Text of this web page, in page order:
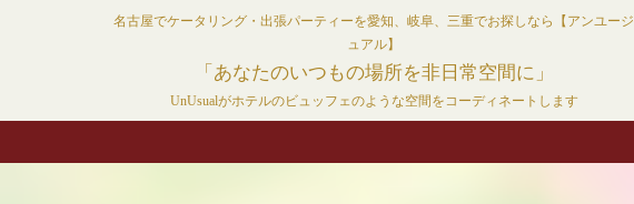
ツ
名古屋でケータリング・出張パーティーを愛知、岐阜、三重でお探しなら【アンユージ
ュアル】
「あなたのいつもの場所を非日常空間に」
UnUsualがホテルのビュッフェのような空間をコーディネートします